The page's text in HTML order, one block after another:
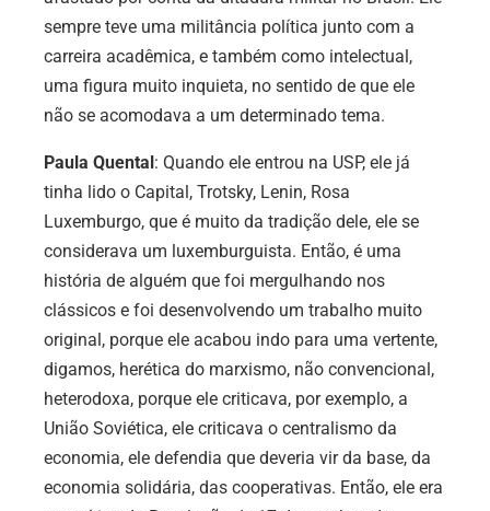
sempre teve uma militância política junto com a
carreira acadêmica, e também como intelectual,
uma figura muito inquieta, no sentido de que ele
não se acomodava a um determinado tema.
Paula Quental : Quando ele entrou na USP, ele já
tinha lido o Capital, Trotsky, Lenin, Rosa
Luxemburgo, que é muito da tradição dele, ele se
considerava um luxemburguista. Então, é uma
história de alguém que foi mergulhando nos
clássicos e foi desenvolvendo um trabalho muito
original, porque ele acabou indo para uma vertente,
digamos, herética do marxismo, não convencional,
heterodoxa, porque ele criticava, por exemplo, a
União Soviética, ele criticava o centralismo da
economia, ele defendia que deveria vir da base, da
economia solidária, das cooperativas. Então, ele era